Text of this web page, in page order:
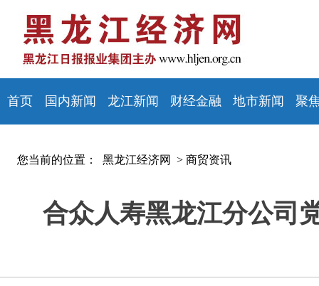
首页 国内新闻 龙江新闻 财经金融 地市新闻 聚
您当前的位置： 黑龙江经济网 > 商贸资讯
合众人寿黑龙江分公司